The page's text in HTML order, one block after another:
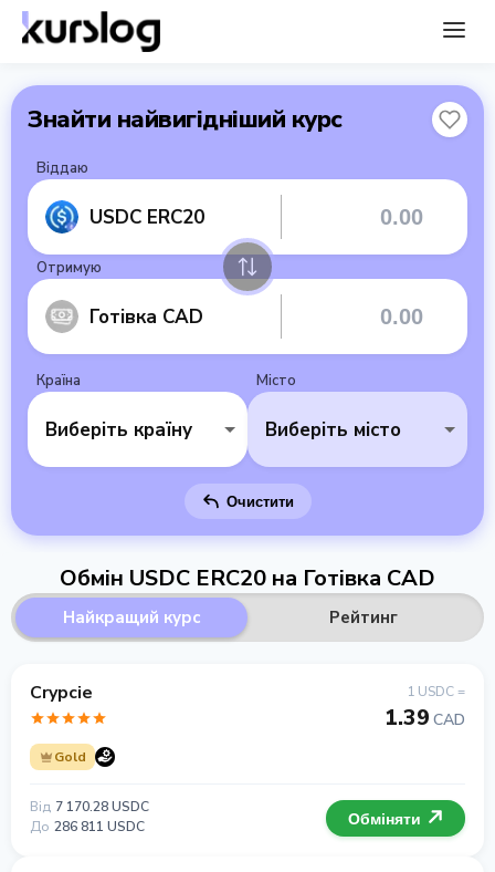
Знайти найвигідніший курс
Віддаю
USDC ERC20
Отримую
Готівка CAD
Країна
Виберіть країну
Місто
Виберіть місто
Очистити
Обмін USDC ERC20 на Готівка CAD
Найкращий курс Рейтинг
Crypcie
Gold
1 USDC =
1.39 CAD
Від 7 170.28 USDC
До 286 811 USDC Обміняти